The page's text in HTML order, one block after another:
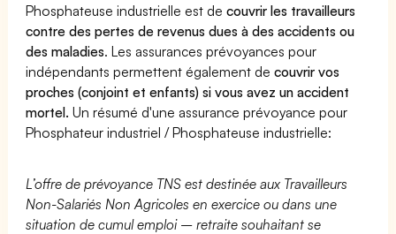
Phosphateuse industrielle est decouvrir les travailleurs
contre des pertes de revenus dues à des accidents ou
des maladies. Les assurances prévoyances pour
indépendants permettent également decouvrir vos
proches (conjoint et enfants) si vous avez un accident
mortel. Un résumé d'une assurance prévoyance pour
Phosphateur industriel / Phosphateuse industrielle:
L’offre de prévoyance TNS est destinée aux Travailleurs
Non-Salariés Non Agricoles en exercice ou dans une
situation de cumul emploi – retraite souhaitant se